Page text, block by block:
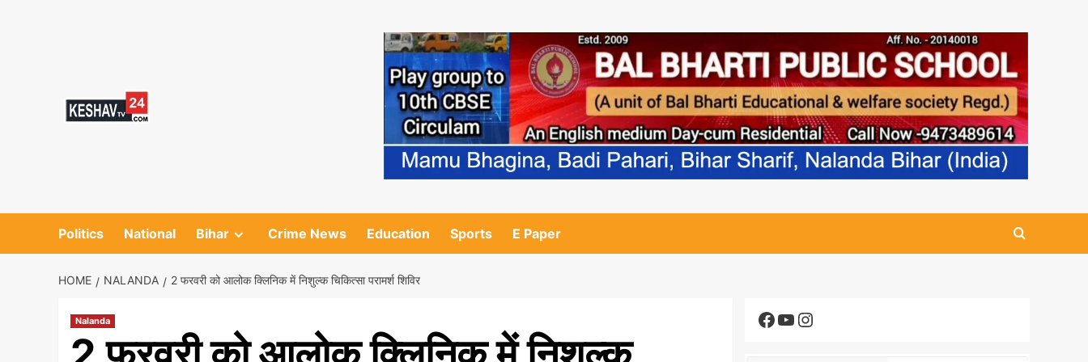
Politics National Bihar Crime News Education Sports E Paper
HOME NALANDA 2 फरवरी को आलोक क्लिनिक में निशुल्क चिकित्सा परामर्श शिविर
Nalanda Facebook
YouTube
Instagram